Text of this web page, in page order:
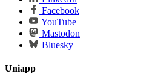
Facebook
YouTube
Mastodon
Bluesky
Uniapp